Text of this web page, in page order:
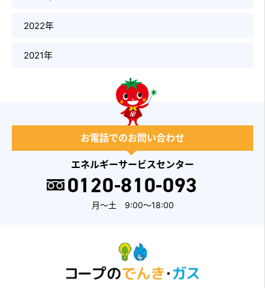
2022年
2021年
お電話でのお問い合わせ
エネルギーサービスセンター
0120-810-093
月～土 9:00～18:00